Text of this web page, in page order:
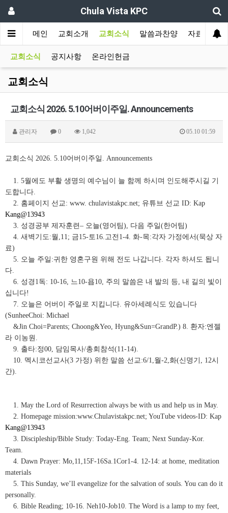
Chula Vista KPC
메인 교회소개 교회소식 말씀과찬양 자료실
교회소식 공지사항 온라인헌금
교회소식
교회소식 2026. 5.10어버이주일. Announcements
관리자 0 1,042 05.10 01:59
교회소식 2026. 5.10어버이주일. Announcements
1. 5월에도 부활 생명의 예수님이 늘 함께 하시며 인도해주시길 기
도합니다.
2. 홈페이지 선교: www. chulavistakpc.net; 유튜브 선교 ID: Kap
Kang@13943
3. 성경공부 제자훈련– 오늘(영어팀), 다음 주일(한어팀)
4. 새벽기도:월,11; 금15-토16.고전1-4. 화-목:각자 가정에서(묵상 자
료)
5. 오늘 주일:귀한 영혼구원 위해 전도 나갑니다. 각자 하셔도 됩니
다.
6. 성경1독: 10-16, 느10-욥10, 주의 말씀은 내 발의 등, 내 길의 빛이
십니다!
7. 오늘은 어버이 주일로 지킵니다. 유아세례식도 있습니다
(SunheeChoi: Michael
&Jin Choi=Parents; Choong&Yeo, Hyung&Sun=GrandP.) 8. 환자:엔젤
라 이농원.
9. 출타:정00, 담임목사/총회참석(11-14).
10. 멕시코선교사(3 가정) 위한 말씀 선교:6/1,월-2,화(신명기, 12시
간).
1. May the Lord of Resurrection always be with us and help us in May.
2. Homepage mission:www.Chulavistakpc.net; YouTube videos-ID: Kap
Kang@13943
3. Discipleship/Bible Study: Today-Eng. Team; Next Sunday-Kor.
Team.
4. Dawn Prayer: Mo,11,15F-16Sa.1Cor1-4. 12-14: at home, meditation
materials
5. This Sunday, we’ll evangelize for the salvation of souls. You can do it
personally.
6. Bible Reading; 10-16. Neh10-Job10. The Word is a lamp to my feet,